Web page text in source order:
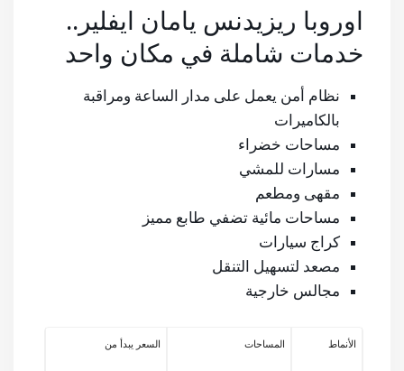
اوروبا ريزيدنس يامان ايفلير..
خدمات شاملة في مكان واحد
نظام أمن يعمل على مدار الساعة ومراقبة
بالكاميرات
مساحات خضراء
مسارات للمشي
مقهى ومطعم
مساحات مائية تضفي طابع مميز
كراج سيارات
مصعد لتسهيل التنقل
مجالس خارجية
الأنماط المساحات السعر يبدأ من